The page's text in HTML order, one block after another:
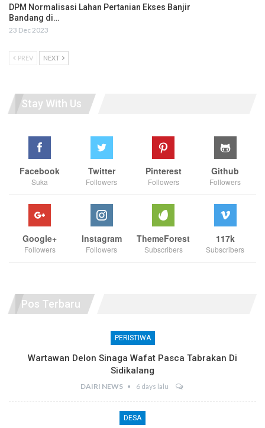
DPM Normalisasi Lahan Pertanian Ekses Banjir
Bandang di…
23 Dec 2023
PREV NEXT
Stay With Us
Facebook
Suka
Twitter
Followers
Pinterest
Followers
Github
Followers
Google+
Followers
Instagram
Followers
ThemeForest
Subscribers
117k
Subscribers
Pos Terbaru
PERISTIWA
Wartawan Delon Sinaga Wafat Pasca Tabrakan Di
Sidikalang
DAIRI NEWS 6 days lalu
DESA